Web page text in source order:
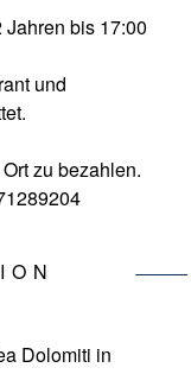
bis 17:00
und
zu bezahlen.
Dolomiti in